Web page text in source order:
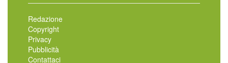
Redazione
Copyright
Privacy
Pubblicità
Contattaci